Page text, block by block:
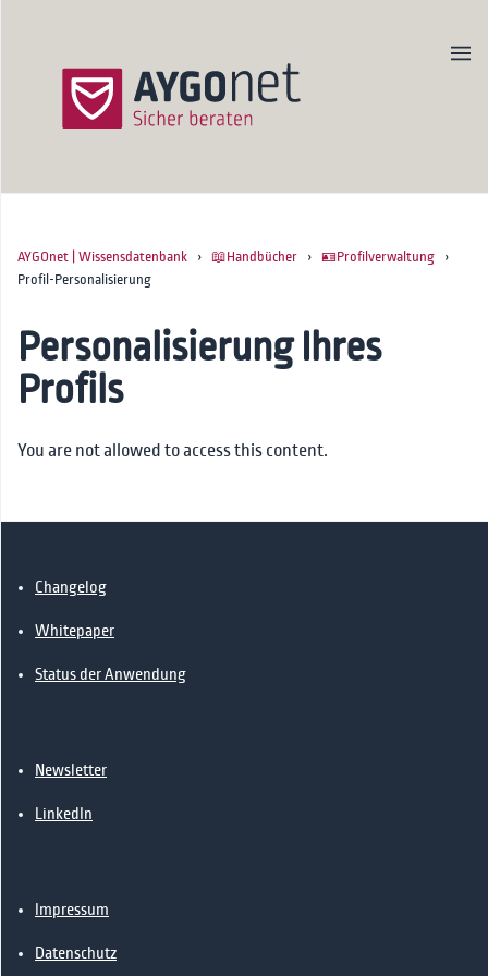
Produktseite
Startseite
AYGOnet | Wissensdatenbank › 📖Handbücher › 🪪Profilverwaltung ›
Profil-Personalisierung
Personalisierung Ihres
Profils
You are not allowed to access this content.
Changelog
Whitepaper
Status der Anwendung
Newsletter
LinkedIn
Impressum
Datenschutz